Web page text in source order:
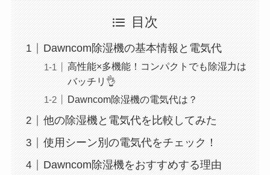
目次
Dawncom除湿機の基本情報と電気代
高性能×多機能！コンパクトでも除湿力は
バッチリ👌
Dawncom除湿機の電気代は？
他の除湿機と電気代を比較してみた
使用シーン別の電気代をチェック！
Dawncom除湿機をおすすめする理由